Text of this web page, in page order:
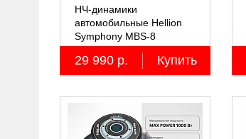
НЧ-динамики
автомобильные Hellion
Symphony MBS-8
29 990 р. Купить